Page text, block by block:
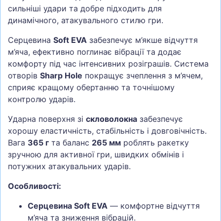
сильніші удари та добре підходить для
динамічного, атакувального стилю гри.
Серцевина Soft EVA забезпечує м’якше відчуття
м’яча, ефективно поглинає вібрації та додає
комфорту під час інтенсивних розіграшів. Система
отворів Sharp Hole покращує зчеплення з м’ячем,
сприяє кращому обертанню та точнішому
контролю ударів.
Ударна поверхня зі скловолокна забезпечує
хорошу еластичність, стабільність і довговічність.
Вага 365 г та баланс 265 мм роблять ракетку
зручною для активної гри, швидких обмінів і
потужних атакувальних ударів.
Особливості:
Серцевина Soft EVA — комфортне відчуття
м’яча та зниження вібрацій.